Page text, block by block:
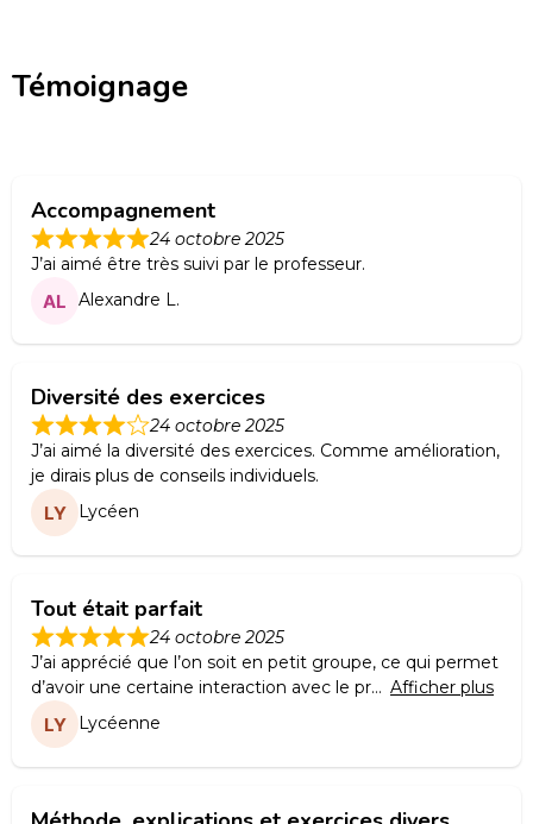
Témoignage
Accompagnement
24 octobre 2025
J’ai aimé être très suivi par le professeur.
Alexandre L.
Diversité des exercices
24 octobre 2025
J’ai aimé la diversité des exercices. Comme amélioration,
je dirais plus de conseils individuels.
Lycéen
Tout était parfait
24 octobre 2025
J’ai apprécié que l’on soit en petit groupe, ce qui permet
d’avoir une certaine interaction avec le pr
Afficher plus
Lycéenne